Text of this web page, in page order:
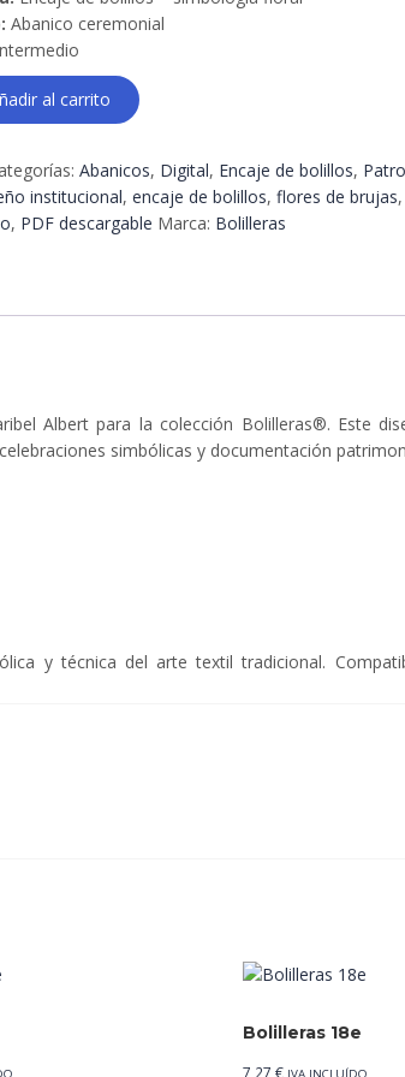
Abanico ceremonial
al carrito
Abanicos, Digital, Encaje de bolillos,
institucional, encaje de bolillos, flores de brujas,
, PDF descargable Marca: Bolilleras
Albert para la colección Bolilleras®. Este
simbólicas y documentación
y técnica del arte textil tradicional.
Bolilleras 18e
7,27€ IVA INCLUÍDO